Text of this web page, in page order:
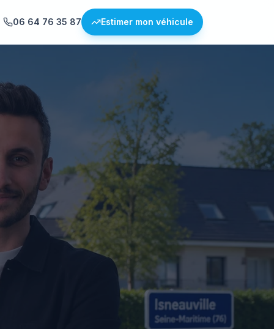
06 64 76 35 87 Estimer mon véhicule